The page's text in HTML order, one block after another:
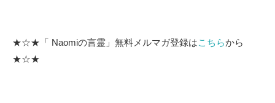
★☆★「 Naomiの言霊」無料メルマガ登録はこちらから
★☆★